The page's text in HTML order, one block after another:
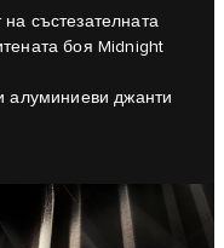
състезателната
боя Midnight
алуминиеви джанти